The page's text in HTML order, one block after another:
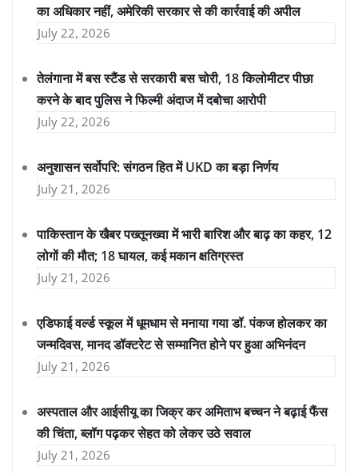
का अधिकार नहीं, अमेरिकी सरकार से की कार्रवाई की अपील
July 22, 2026
तेलंगाना में बस स्टैंड से सरकारी बस चोरी, 18 किलोमीटर पीछा
करने के बाद पुलिस ने फिल्मी अंदाज में दबोचा आरोपी
July 22, 2026
अनुशासन सर्वोपरि: संगठन हित में UKD का बड़ा निर्णय
July 21, 2026
पाकिस्तान के खैबर पख्तूनख्वा में भारी बारिश और बाढ़ का कहर, 12
लोगों की मौत; 18 घायल, कई मकान क्षतिग्रस्त
July 21, 2026
एडिफाई वर्ल्ड स्कूल में धूमधाम से मनाया गया डॉ. पंकज होलकर का
जन्मदिवस, मानद डॉक्टरेट से सम्मानित होने पर हुआ अभिनंदन
July 21, 2026
अस्पताल और आईसीयू का जिक्र कर अमिताभ बच्चन ने बढ़ाई फैंस
की चिंता, ब्लॉग पढ़कर सेहत को लेकर उठे सवाल
July 21, 2026